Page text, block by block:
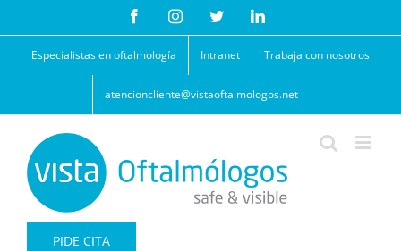
contenido
FacebookInstagramTwitterLinkedIn
Especialistas en oftalmología Intranet Trabaja con nosotros
atencioncliente@vistaoftalmologos.net
PIDE CITA